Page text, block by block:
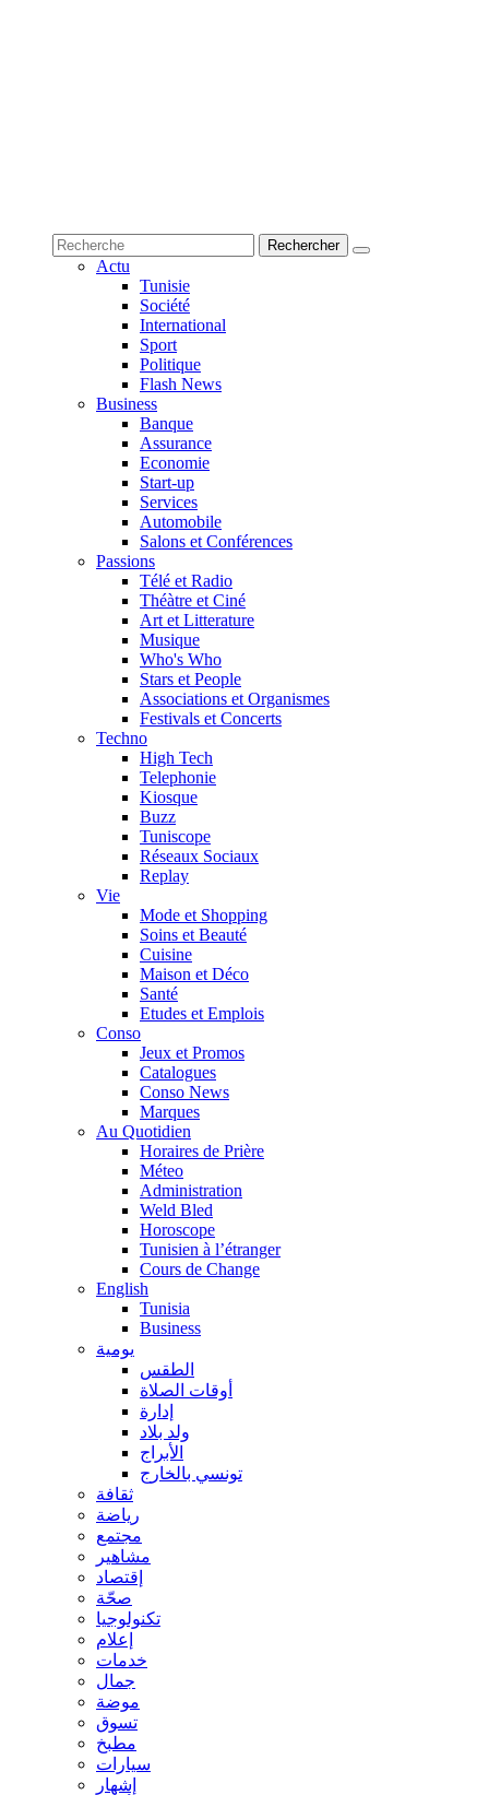
Actu
Tunisie
Société
International
Sport
Politique
Flash News
Business
Banque
Assurance
Economie
Start-up
Services
Automobile
Salons et Conférences
Passions
Télé et Radio
Théàtre et Ciné
Art et Litterature
Musique
Who's Who
Stars et People
Associations et Organismes
Festivals et Concerts
Techno
High Tech
Telephonie
Kiosque
Buzz
Tuniscope
Réseaux Sociaux
Replay
Vie
Mode et Shopping
Soins et Beauté
Cuisine
Maison et Déco
Santé
Etudes et Emplois
Conso
Jeux et Promos
Catalogues
Conso News
Marques
Au Quotidien
Horaires de Prière
Méteo
Administration
Weld Bled
Horoscope
Tunisien à l’étranger
Cours de Change
English
Tunisia
Business
يومية
الطقس
أوقات الصلاة
إدارة
ولد بلاد
الأبراج
تونسي بالخارج
ثقافة
رياضة
مجتمع
مشاهير
إقتصاد
صحّة
تكنولوجيا
إعلام
خدمات
جمال
موضة
تسوق
مطبخ
سيارات
إشهار